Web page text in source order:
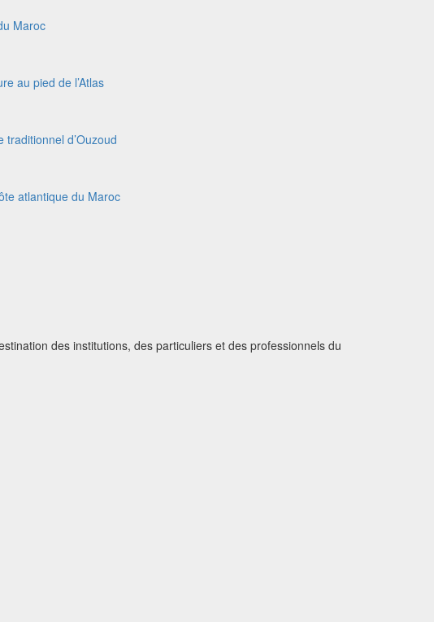
Maroc
au pied de l’Atlas
d’Ouzoud
atlantique du Maroc
des institutions, des particuliers et des professionnels du